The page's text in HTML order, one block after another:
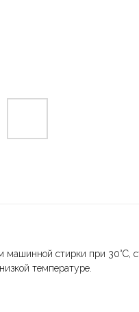
машинной стирки при 30°C,
температуре.